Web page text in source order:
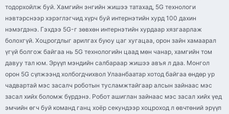
тодорхойлж буй. Хамгийн энгийн жишээ татахад, 5G технологи
нэвтэрснээр хэрэглэгчид хүрч буй интернэтийн хурд 100 дахин
нэмэгдэнэ. Гэхдээ 5G-г зөвхөн интернэтийн хурдаар хязгаарлаж
болохгүй. Хоцрогдлыг арилгах буюу цаг хугацаа, орон зайн хамаарал
үгүй болгож байгаа нь 5G технологийн цаад мөн чанар, хамгийн том
давуу тал юм. Эрүүл мэндийн салбараар жишээ авъя л даа. Монгол
орон 5G сүлжээнд холбогдчихвол Улаанбаатар хотод байгаа өндөр ур
чадвартай мэс засалч роботын тусламжтайгаар алсын зайнаас мэс
засал хийх боломж бүрдэнэ. Робот ашиглан зайнаас мэс засал хийх үед
эмчийн өгч буй команд ганц хоёр секундээр хоцроход л өвчтөний эрүүл